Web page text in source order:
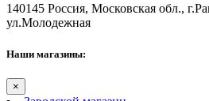
140145 Россия, Московская обл.,
ул.Молодежная
Наши магазины:
×